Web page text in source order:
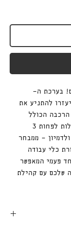
בערכת ה-
להתניע את
הכולל
חוברת הוראות מאויירת המסייעת להרכיב בקלות לפחות 3
ולדמיון - ממבחר
כלי עבודה
פעמי המאפשר
שלכם עם קהילת